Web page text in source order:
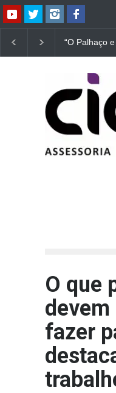
“O Palhaço
estreia hoje
Uberlândia
O que
devem
fazer